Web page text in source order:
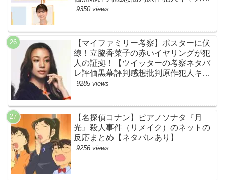
脚本あらすじ伏線まとめ】
9350 views
【マイファミリー考察】ポスターに伏
線！立脇香菜子の赤いイヤリングが犯
人の証拠！【ツイッターの考察ネタバ
レ評価黒幕評判感想批判原作犯人キャ
スト脚本あらすじ伏線まとめ・高橋メ
9285 views
【名探偵コナン】ピアノソナタ『月
光』殺人事件（リメイク）のネットの
反応まとめ【ネタバレあり】
9256 views